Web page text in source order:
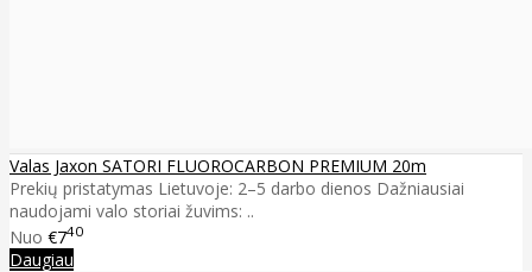
Valas Jaxon SATORI FLUOROCARBON PREMIUM 20m
Prekių pristatymas Lietuvoje: 2–5 darbo dienos Dažniausiai
naudojami valo storiai žuvims: ..
Nuo €740
Daugiau